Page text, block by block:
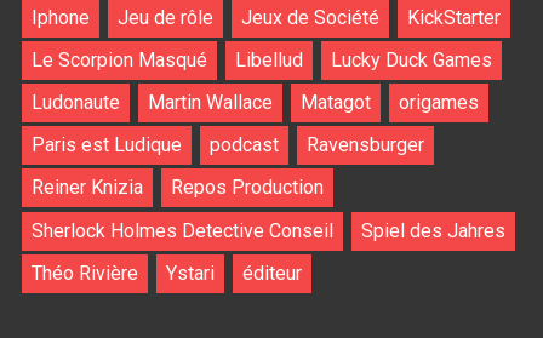
Iphone
Jeu de rôle Jeux de Société
KickStarter
Le Scorpion Masqué
Libellud
Lucky Duck Games
Ludonaute
Martin Wallace Matagot
origames
Paris est Ludique
podcast
Ravensburger
Reiner Knizia
Repos Production
Sherlock Holmes Detective Conseil
Spiel des Jahres
Théo Rivière
Ystari éditeur